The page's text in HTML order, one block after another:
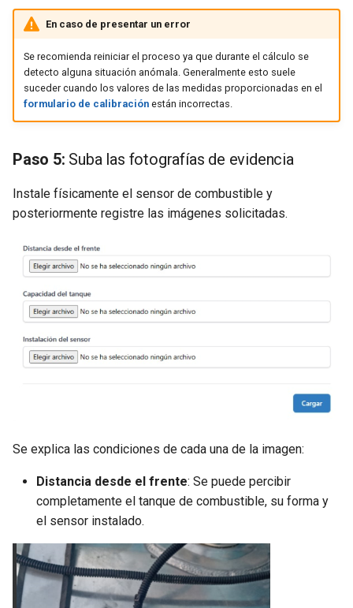
En caso de presentar un error
Se recomienda reiniciar el proceso ya que durante el cálculo se
detecto alguna situación anómala. Generalmente esto suele
suceder cuando los valores de las medidas proporcionadas en el
formulario de calibraciónestán incorrectas.
Paso 5: Suba las fotografías de evidencia
Instale físicamente el sensor de combustible y
posteriormente registre las imágenes solicitadas.
Se explica las condiciones de cada una de la imagen:
Distancia desde el frente: Se puede percibir
completamente el tanque de combustible, su forma y
el sensor instalado.